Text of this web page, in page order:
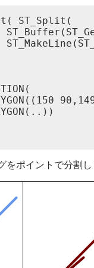
ST_Split(
をポイントで分割